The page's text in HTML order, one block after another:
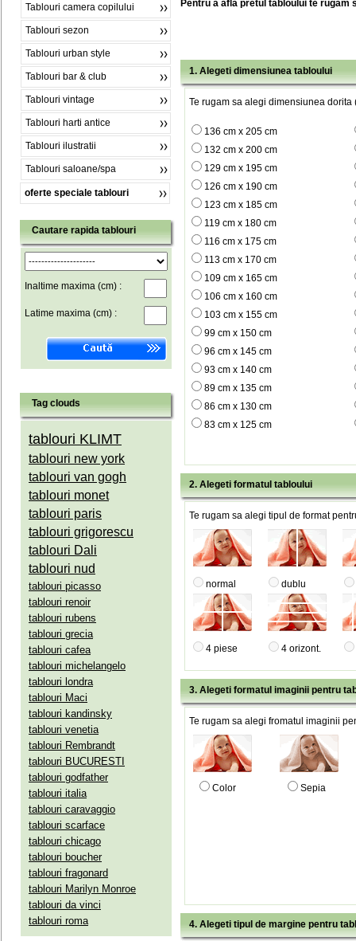
Tablouri camera copilului
Tablouri sezon
Tablouri urban style
Tablouri bar & club
Tablouri vintage
Tablouri harti antice
Tablouri ilustratii
Tablouri saloane/spa
oferte speciale tablouri
Cautare rapida tablouri
Inaltime maxima (cm) :
Latime maxima (cm) :
Tag clouds
tablouri KLIMT
tablouri new york
tablouri van gogh
tablouri monet
tablouri paris
tablouri grigorescu
tablouri Dali
tablouri nud
tablouri picasso
tablouri renoir
tablouri rubens
tablouri grecia
tablouri cafea
tablouri michelangelo
tablouri londra
tablouri Maci
tablouri kandinsky
tablouri venetia
tablouri Rembrandt
tablouri BUCURESTI
tablouri godfather
tablouri italia
tablouri caravaggio
tablouri scarface
tablouri chicago
tablouri boucher
tablouri fragonard
tablouri Marilyn Monroe
tablouri da vinci
tablouri roma
Pentru a afla pretul tabloului te rugam
1. Alegeti dimensiunea tabloului
Te rugam sa alegi dimensiunea dorita
136 cm x 205 cm
132 cm x 200 cm
129 cm x 195 cm
126 cm x 190 cm
123 cm x 185 cm
119 cm x 180 cm
116 cm x 175 cm
113 cm x 170 cm
109 cm x 165 cm
106 cm x 160 cm
103 cm x 155 cm
99 cm x 150 cm
96 cm x 145 cm
93 cm x 140 cm
89 cm x 135 cm
86 cm x 130 cm
83 cm x 125 cm
2. Alegeti formatul tabloului
Te rugam sa alegi tipul de format
normal dublu
4 piese 4 orizont.
3. Alegeti formatul imaginii pentru
Te rugam sa alegi fromatul imaginii
Color Sepia
4. Alegeti tipul de margine pentru